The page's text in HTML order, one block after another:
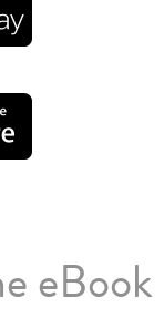
eBook